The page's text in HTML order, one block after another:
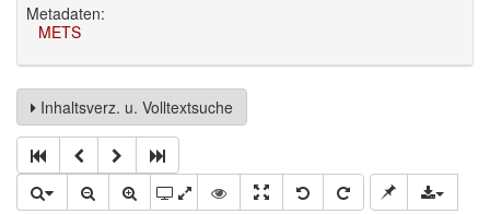
Metadaten:
METS
Inhaltsverz. u. Volltextsuche